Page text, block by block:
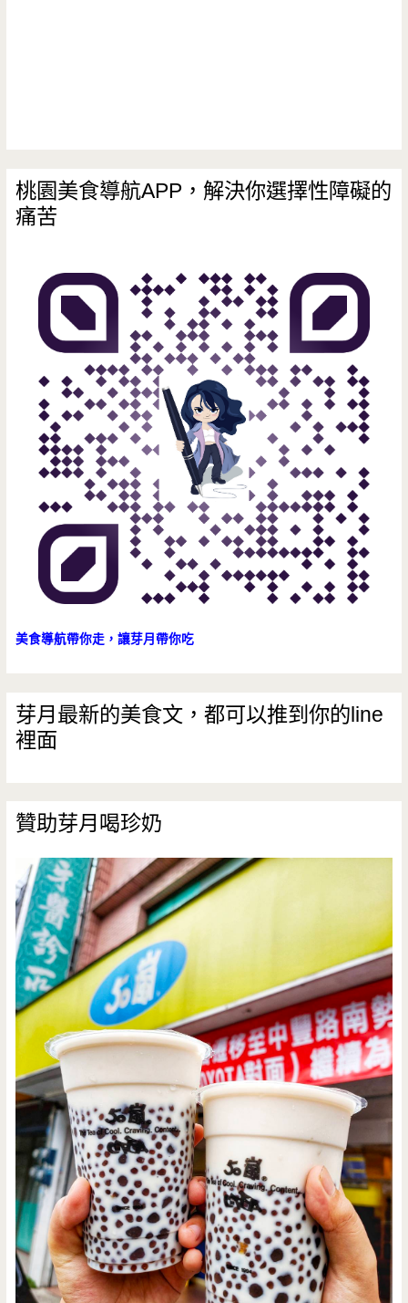
桃園美食導航APP，解決你選擇性障礙的
痛苦
美食導航帶你走，讓芽月帶你吃
芽月最新的美食文，都可以推到你的line
裡面
贊助芽月喝珍奶